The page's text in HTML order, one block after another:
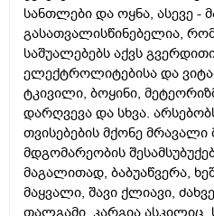
სანთლები და ოყნა, ასევე -
გასათვალისწინებელია,
საშუალებებს აქვს
ელექტროლიტებისა და
ტკივილი, ბოყინი,
დარღვევა და სხვა.
თვისებების მქონე მრავალი
მდგომარეობის
მაგალითად, ბაბუაწვერა,
მაყვალი, შავი ქლიავი,